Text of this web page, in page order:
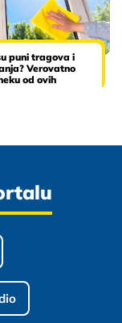
puni tragova i
Verovatno
od ovih